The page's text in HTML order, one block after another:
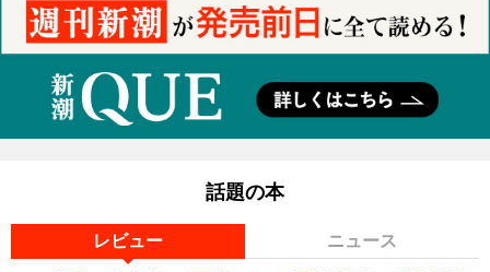
話題の本
レビュー ニュース